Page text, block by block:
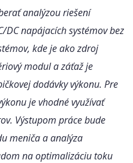
analýzou riešení
napájacích systémov bez
kde je ako zdroj
modul a záťaž je
dodávky výkonu. Pre
je vhodné využívať
Výstupom práce bude
meniča a analýza
na optimalizáciu toku